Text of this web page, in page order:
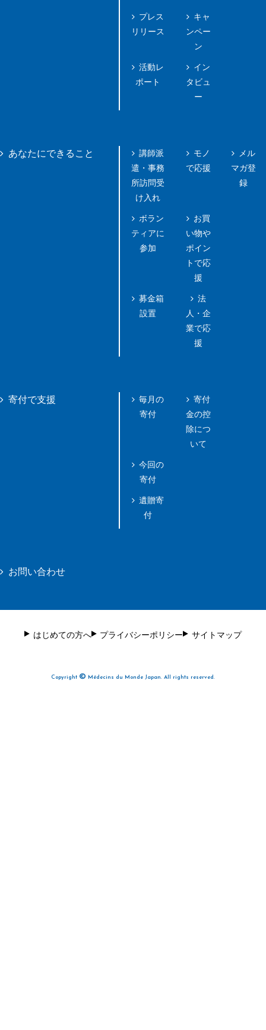
プレス
リリース
活動レ
ポート
キャ
ンペー
ン
イン
タビュ
ー
あなたにできること
講師派
遣・事務
所訪問受
け入れ
ボラン
ティアに
参加
募金箱
設置
モノ
で応援
お買
い物や
ポイン
トで応
援
法
人・企
業で応
援
メル
マガ登
録
寄付で支援
毎月の
寄付
今回の
寄付
遺贈寄
付
寄付
金の控
除につ
いて
お問い合わせ
はじめての方へ プライバシーポリシー サイトマップ
Copyright © Médecins du Monde Japan. All rights reserved.